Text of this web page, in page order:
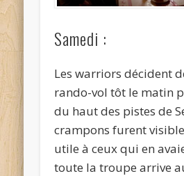
Samedi :
Les warriors décident
rando-vol tôt le matin
du haut des pistes de
crampons furent
utile à ceux qui en
toute la troupe arrive